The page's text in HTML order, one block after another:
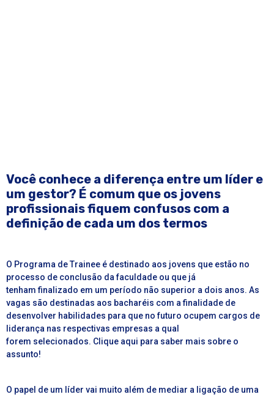
Você conhece a diferença entre um líder e
um gestor? É comum que os jovens
profissionais fiquem confusos com a
definição de cada um dos termos
O Programa de Trainee é destinado aos jovens que estão no
processo de conclusão da faculdade ou que já
tenham finalizado em um período não superior a dois anos. As
vagas são destinadas aos bacharéis com a finalidade de
desenvolver habilidades para que no futuro ocupem cargos de
liderança nas respectivas empresas a qual
forem selecionados. Clique aqui para saber mais sobre o
assunto!
O papel de um líder vai muito além de mediar a ligação de uma